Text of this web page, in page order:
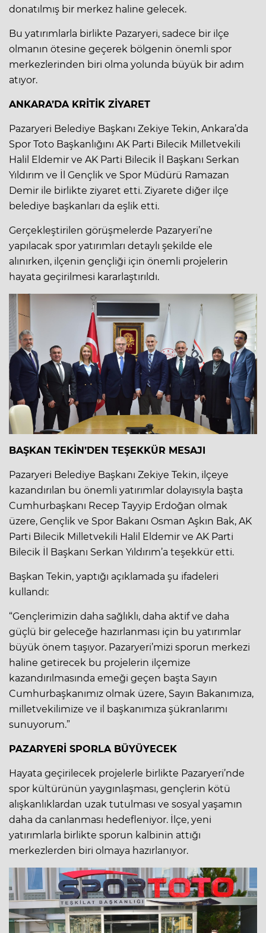
donatılmış bir merkez haline gelecek.
Bu yatırımlarla birlikte Pazaryeri, sadece bir ilçe
olmanın ötesine geçerek bölgenin önemli spor
merkezlerinden biri olma yolunda büyük bir adım
atıyor.
ANKARA’DA KRİTİK ZİYARET
Pazaryeri Belediye Başkanı Zekiye Tekin, Ankara’da
Spor Toto Başkanlığını AK Parti Bilecik Milletvekili
Halil Eldemir ve AK Parti Bilecik İl Başkanı Serkan
Yıldırım ve İl Gençlik ve Spor Müdürü Ramazan
Demir ile birlikte ziyaret etti. Ziyarete diğer ilçe
belediye başkanları da eşlik etti.
Gerçekleştirilen görüşmelerde Pazaryeri’ne
yapılacak spor yatırımları detaylı şekilde ele
alınırken, ilçenin gençliği için önemli projelerin
hayata geçirilmesi kararlaştırıldı.
BAŞKAN TEKİN’DEN TEŞEKKÜR MESAJI
Pazaryeri Belediye Başkanı Zekiye Tekin, ilçeye
kazandırılan bu önemli yatırımlar dolayısıyla başta
Cumhurbaşkanı Recep Tayyip Erdoğan olmak
üzere, Gençlik ve Spor Bakanı Osman Aşkın Bak, AK
Parti Bilecik Milletvekili Halil Eldemir ve AK Parti
Bilecik İl Başkanı Serkan Yıldırım’a teşekkür etti.
Başkan Tekin, yaptığı açıklamada şu ifadeleri
kullandı:
“Gençlerimizin daha sağlıklı, daha aktif ve daha
güçlü bir geleceğe hazırlanması için bu yatırımlar
büyük önem taşıyor. Pazaryeri’mizi sporun merkezi
haline getirecek bu projelerin ilçemize
kazandırılmasında emeği geçen başta Sayın
Cumhurbaşkanımız olmak üzere, Sayın Bakanımıza,
milletvekilimize ve il başkanımıza şükranlarımı
sunuyorum.”
PAZARYERİ SPORLA BÜYÜYECEK
Hayata geçirilecek projelerle birlikte Pazaryeri’nde
spor kültürünün yaygınlaşması, gençlerin kötü
alışkanlıklardan uzak tutulması ve sosyal yaşamın
daha da canlanması hedefleniyor. İlçe, yeni
yatırımlarla birlikte sporun kalbinin attığı
merkezlerden biri olmaya hazırlanıyor.